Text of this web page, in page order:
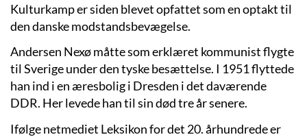
Kulturkamp er siden blevet opfattet som en optakt til
den danske modstandsbevægelse.
Andersen Nexø måtte som erklæret kommunist flygte
til Sverige under den tyske besættelse. I 1951 flyttede
han ind i en æresbolig i Dresden i det daværende
DDR. Her levede han til sin død tre år senere.
Ifølge netmediet Leksikon for det 20. århundrede er